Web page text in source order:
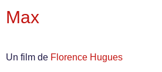
Max
Un film de Florence Hugues